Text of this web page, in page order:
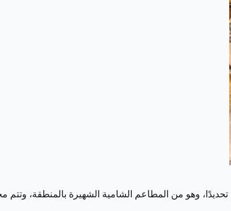
وهو من المطاعم الشامية الشهيرة بالمنطقة، وتتم